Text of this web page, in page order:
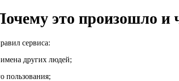
это произошло и
сервиса:
других людей;
пользования;